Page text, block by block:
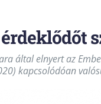
által elnyert az
kapcsolódóan